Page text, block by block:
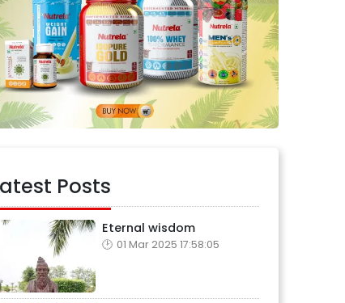
Posts
Eternal wisdom
01 Mar 2025 17:58:05